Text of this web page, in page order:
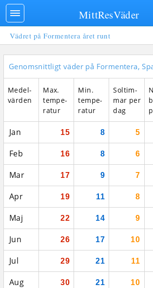
Vädret på Formentera året runt
Genomsnittligt väder på Formentera,
Medel­
vär­den
Max.
tempe­
ratur
Min.
tempe­
ratur
Sol­tim­
mar per
dag
Jan 15 8 5
Feb 16 8 6
Mar 17 9 7
Apr 19 11 8
Maj 22 14 9
Jun 26 17 10
Jul 29 21 11
Aug 30 21 10
MittResVäder